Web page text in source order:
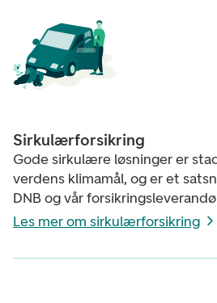
Sirkulærforsikring
Gode sirkulære løsninger er
verdens klimamål, og er et
DNB og vår
Les mer om sirkulærforsikring